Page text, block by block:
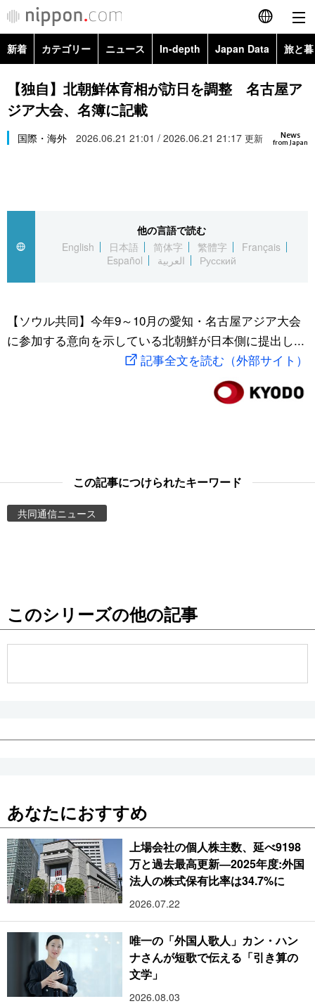
English
简体字
Русский
カテゴリー
経済・ビジネス
国際
文化
トップ
アーカイブ
In-depth
Japan Data
動画/Live
お知らせ
新着 カテゴリー ニュース In-depth Japan Data 旅と
政治・外交
経済・ビジネス
スポーツ・東京2020
Topics
【独自】北朝鮮体育相が訪日を調整 名古屋ア
ジア大会、名簿に記載
News
from Japan
国際・海外 2026.06.21 21:01 / 2026.06.21 21:17 更新
他の言語で読む
English
日本語 简体字 繁體字
Français
Español
العربية Русский
【ソウル共同】今年9～10月の愛知・名古屋アジア大会
に参加する意向を示している北朝鮮が日本側に提出し...
記事全文を読む（外部サイト）
この記事につけられたキーワード
共同通信ニュース
このシリーズの他の記事
あなたにおすすめ
上場会社の個人株主数、延べ9198
万と過去最高更新―2025年度:外国
法人の株式保有比率は34.7%に
2026.07.22
唯一の「外国人歌人」カン・ハン
ナさんが短歌で伝える「引き算の
文学」
2026.08.03